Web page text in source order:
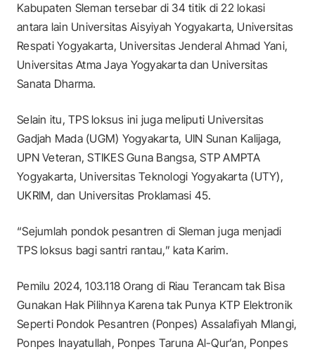
Kabupaten Sleman tersebar di 34 titik di 22 lokasi
antara lain Universitas Aisyiyah Yogyakarta, Universitas
Respati Yogyakarta, Universitas Jenderal Ahmad Yani,
Universitas Atma Jaya Yogyakarta dan Universitas
Sanata Dharma.
Selain itu, TPS loksus ini juga meliputi Universitas
Gadjah Mada (UGM) Yogyakarta, UIN Sunan Kalijaga,
UPN Veteran, STIKES Guna Bangsa, STP AMPTA
Yogyakarta, Universitas Teknologi Yogyakarta (UTY),
UKRIM, dan Universitas Proklamasi 45.
“Sejumlah pondok pesantren di Sleman juga menjadi
TPS loksus bagi santri rantau,” kata Karim.
Pemilu 2024, 103.118 Orang di Riau Terancam tak Bisa
Gunakan Hak Pilihnya Karena tak Punya KTP Elektronik
Seperti Pondok Pesantren (Ponpes) Assalafiyah Mlangi,
Ponpes Inayatullah, Ponpes Taruna Al-Qur’an, Ponpes